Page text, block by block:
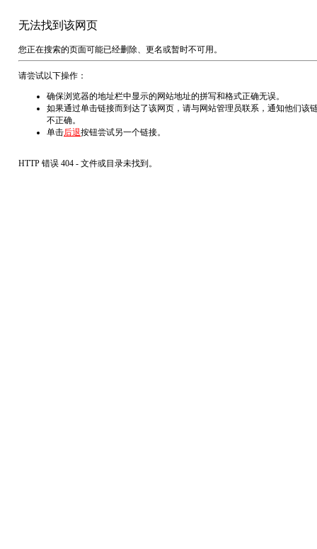
无法找到该网页
您正在搜索的页面可能已经删除、更名或暂时不可用。
请尝试以下操作：
确保浏览器的地址栏中显示的网站地址的拼写和格式正确无误。
如果通过单击链接而到达了该网页，请与网站管理员联系，通知他们该
不正确。
单击后退按钮尝试另一个链接。
HTTP 错误 404 - 文件或目录未找到。